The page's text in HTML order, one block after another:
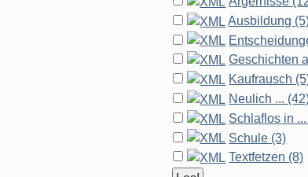
Ausbildung
Geschichten
Kaufrausch
Neulich ...
Schlaflos in
Schule (3)
Textfetzen (8)